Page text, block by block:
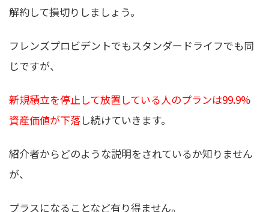
解約して損切り しましょう。
フレンズプロビデントでもスタンダードライフでも同
じですが、
新規積立を停止して放置している人のプランは99.9%
資産価値が下落し続けていきます。
紹介者からどのような説明をされているか知りません
が、
プラスになることなど有り得ません。